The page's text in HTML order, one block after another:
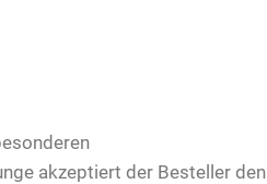
akzeptiert der Besteller den